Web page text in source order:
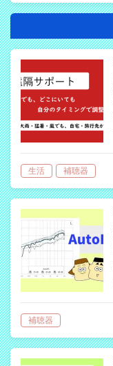
生活 補聴器
補聴器